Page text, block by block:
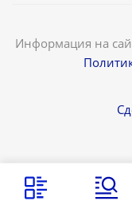
Информация на